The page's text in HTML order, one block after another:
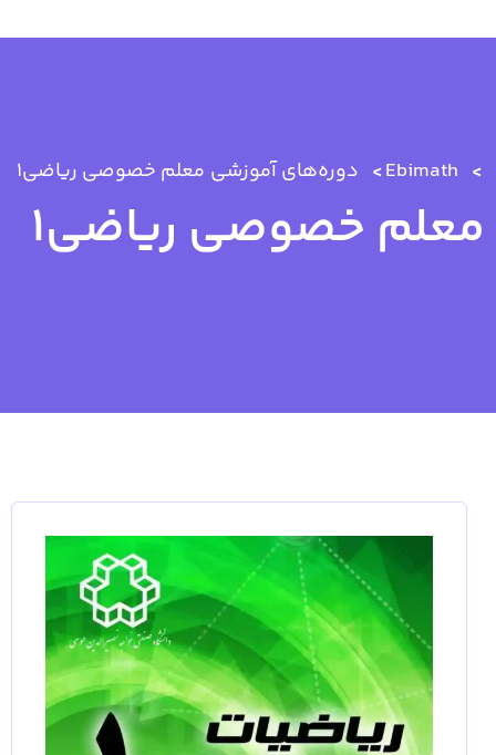
Ebimath دوره‌های آموزشی معلم خصوصی ریاضی1
معلم خصوصی ریاضی1